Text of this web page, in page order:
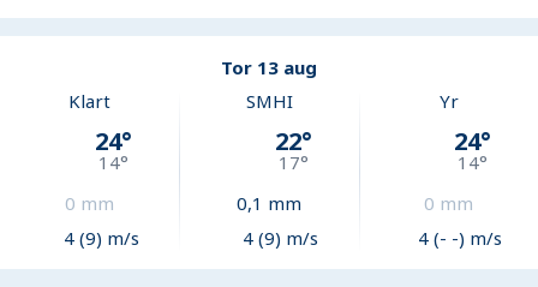
Tor 13 aug
Klart
24°
14°
0 mm
4 (9) m/s
SMHI
22°
17°
0,1 mm
4 (9) m/s
Yr
24°
14°
0 mm
4 (- -) m/s